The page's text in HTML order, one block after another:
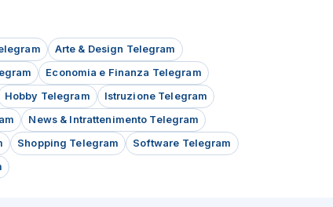
Arte & Design Telegram
Economia e Finanza Telegram
Hobby Telegram
Istruzione Telegram
News & Intrattenimento Telegram
Shopping Telegram
Software Telegram